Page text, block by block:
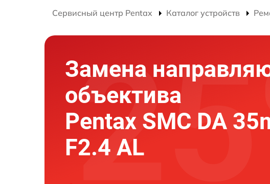
Сервисный центр Pentax Каталог устройств
Замена
объектива
Pentax SMC DA
F2.4 AL